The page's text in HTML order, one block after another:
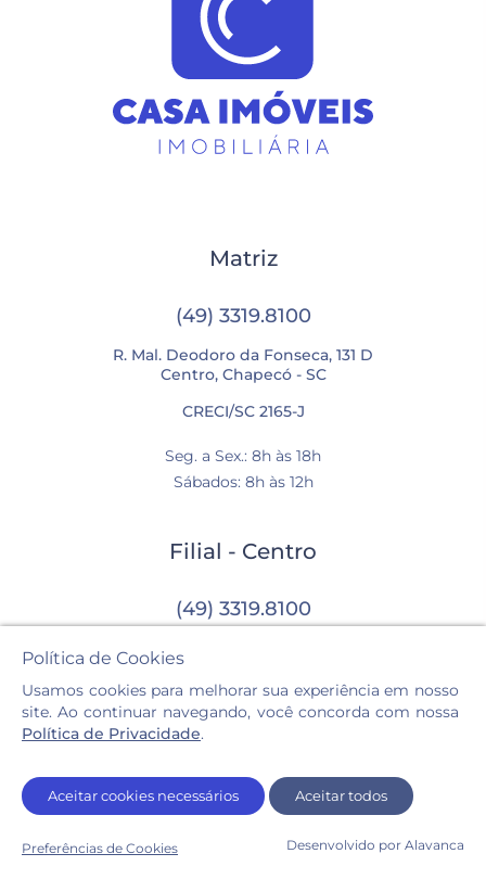
Matriz
(49) 3319.8100
R. Mal. Deodoro da Fonseca, 131 D
Centro, Chapecó - SC
CRECI/SC 2165-J
Seg. a Sex.: 8h às 18h
Sábados: 8h às 12h
Filial - Centro
(49) 3319.8100
Av. Getúlio Vargas, 1210-N, Sala 05 e 06
Centro, Chapecó - SC
CRECI/SC 3399-J
Sábados: 8h às 12h
Política de Cookies
Usamos cookies para melhorar sua experiência em nosso
site. Ao continuar navegando, você concorda com nossa
Política de Privacidade.
Aceitar cookies necessários Aceitar todos
Preferências de Cookies Desenvolvido por Alavanca